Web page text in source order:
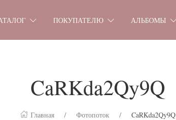
ПОКУПАТЕЛЮ АЛЬБОМЫ
CaRKda2Qy9Q
Главная Фотопоток CaRKda2Qy9Q